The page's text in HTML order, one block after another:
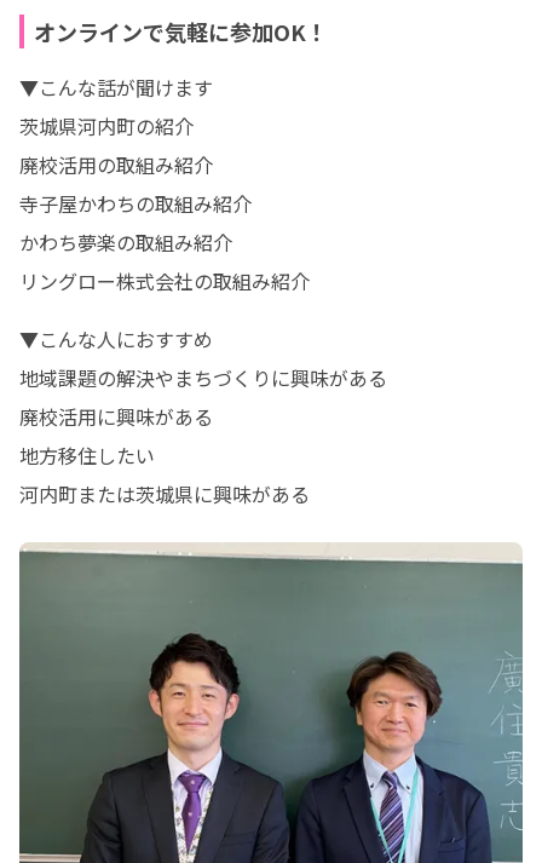
オンラインで気軽に参加OK！
▼こんな話が聞けます
茨城県河内町の紹介
廃校活用の取組み紹介
寺子屋かわちの取組み紹介
かわち夢楽の取組み紹介
リングロー株式会社の取組み紹介
▼こんな人におすすめ
地域課題の解決やまちづくりに興味がある
廃校活用に興味がある
地方移住したい
河内町または茨城県に興味がある